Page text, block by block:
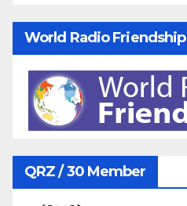
World Radio Friendship
QRZ / 30 Member